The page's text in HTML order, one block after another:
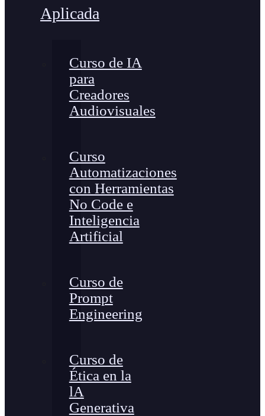
Aplicada
Curso de IA
para
Creadores
Audiovisuales
Curso
Automatizaciones
con Herramientas
No Code e
Inteligencia
Artificial
Curso de
Prompt
Engineering
Curso de
Ética en la
lA
Generativa